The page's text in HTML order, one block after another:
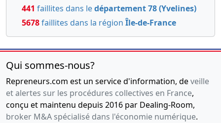
441 faillites dans ledépartement 78 (Yvelines)
5678faillites dans la région Île-de-France
Qui sommes-nous?
Repreneurs.com est un service d'information, deveille
et alertes sur les procédures collectives en France,
conçu et maintenu depuis 2016 par Dealing-Room,
broker M&A spécialisé dans l'économie numérique.